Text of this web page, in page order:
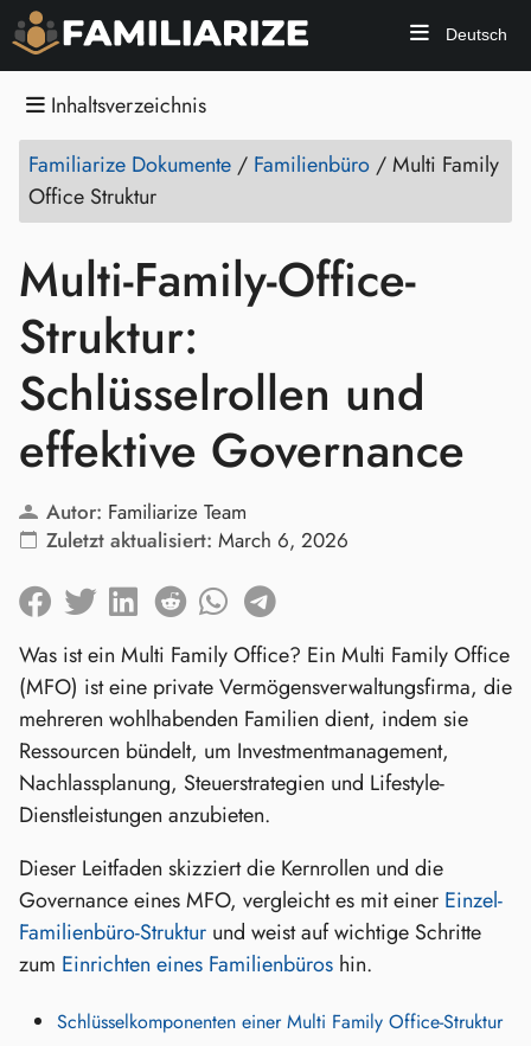
Deutsch
Inhaltsverzeichnis
Familiarize Dokumente / Familienbüro /Multi Family
Office Struktur
Multi-Family-Office-
Struktur:
Schlüsselrollen und
effektive Governance
Autor: Familiarize Team
Zuletzt aktualisiert: March 6, 2026
Was ist ein Multi Family Office? Ein Multi Family Office
(MFO) ist eine private Vermögensverwaltungsfirma, die
mehreren wohlhabenden Familien dient, indem sie
Ressourcen bündelt, um Investmentmanagement,
Nachlassplanung, Steuerstrategien und Lifestyle-
Dienstleistungen anzubieten.
Dieser Leitfaden skizziert die Kernrollen und die
Governance eines MFO, vergleicht es mit einer Einzel-
Familienbüro-Struktur und weist auf wichtige Schritte
zum Einrichten eines Familienbüros hin.
Schlüsselkomponenten einer Multi Family Office-Struktur